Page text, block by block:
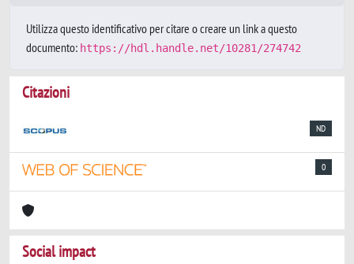
Utilizza questo identificativo per citare o creare un link a questo
documento: https://hdl.handle.net/10281/274742
Citazioni
ND
0
Social impact